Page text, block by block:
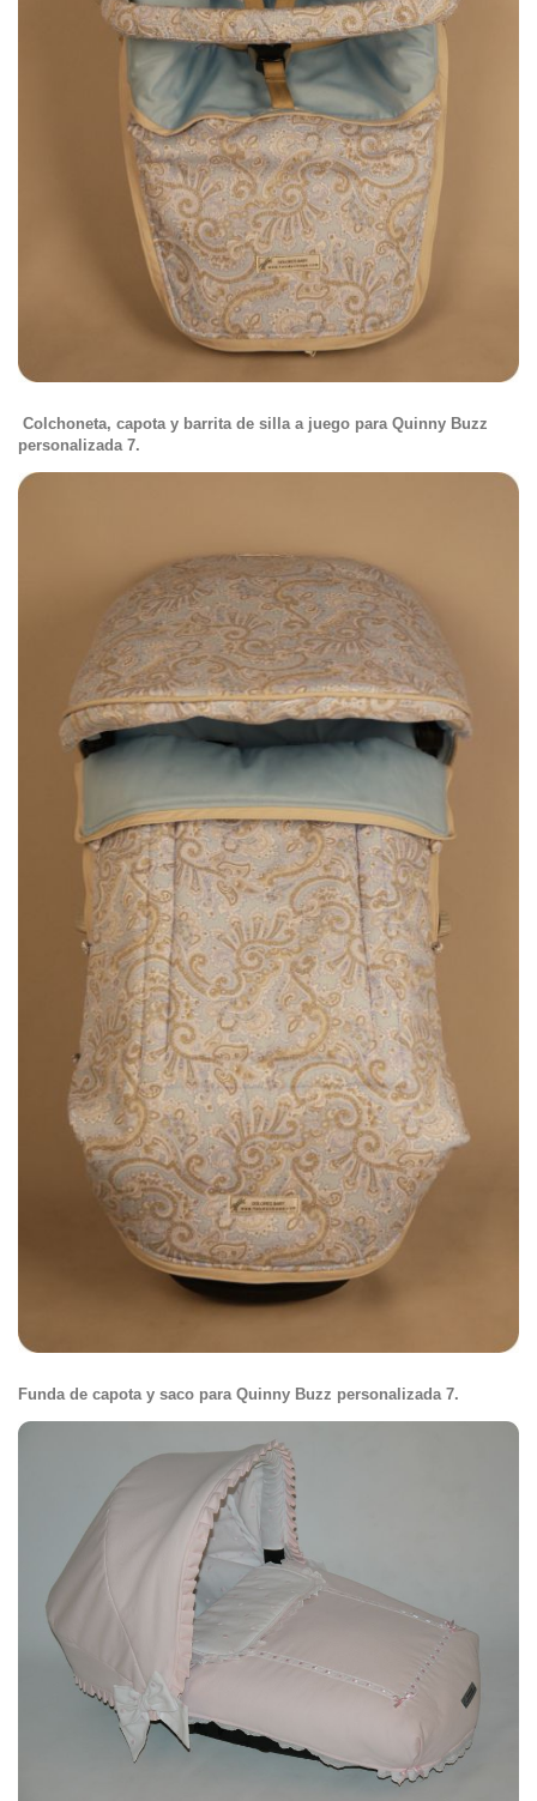
Colchoneta, capota y barrita de silla a juego para Quinny Buzz
personalizada 7.
Funda de capota y saco para Quinny Buzz personalizada 7.